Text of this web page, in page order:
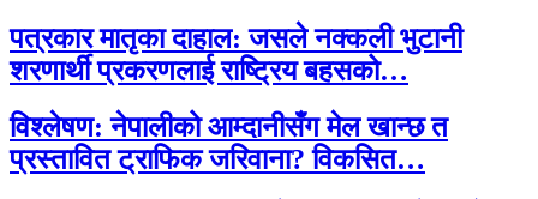
पत्रकार मातृका दाहाल: जसले नक्कली भुटानी
शरणार्थी प्रकरणलाई राष्ट्रिय बहसको…
विश्लेषण: नेपालीको आम्दानीसँग मेल खान्छ त
प्रस्तावित ट्राफिक जरिवाना? विकसित…